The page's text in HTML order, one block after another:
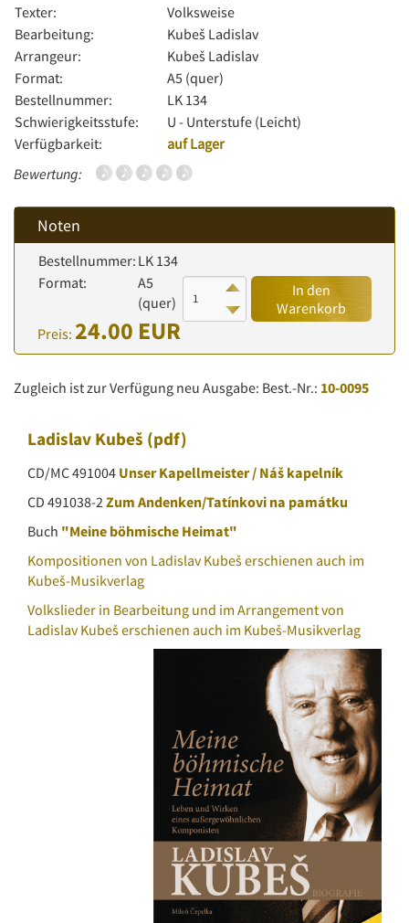
Texter:
Volksweise
Bearbeitung:
Kubeš Ladislav
Arrangeur:
Kubeš Ladislav
Format:
A5 (quer)
Bestellnummer:
LK 134
Schwierigkeitsstufe:
U - Unterstufe (Leicht)
Verfügbarkeit:
auf Lager
Bewertung:
Noten
Bestellnummer: LK 134
Format:
A5
(quer)
Preis: 24.00 EUR
In den
Warenkorb
Zugleich ist zur Verfügung neu Ausgabe: Best.-Nr.: 10-0095
Ladislav Kubeš (pdf)
CD/MC 491004 Unser Kapellmeister / Náš kapelník
CD 491038-2Zum Andenken/Tatínkovi na památku
Buch "Meine böhmische Heimat"
Kompositionen von Ladislav Kubeš erschienen auch im
Kubeš-Musikverlag
Volkslieder in Bearbeitung und im Arrangement von
Ladislav Kubeš erschienen auch im Kubeš-Musikverlag